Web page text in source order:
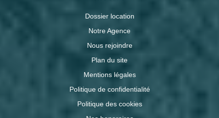
Dossier location
Notre Agence
Nous rejoindre
Plan du site
Mentions légales
Politique de confidentialité
Politique des cookies